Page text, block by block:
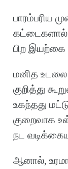
பாரம்பரிய
கட்டைகளால்
பிற
மனித உடலை
குறித்து
உகந்தது
குறைவாக
நட
ஆனால்,